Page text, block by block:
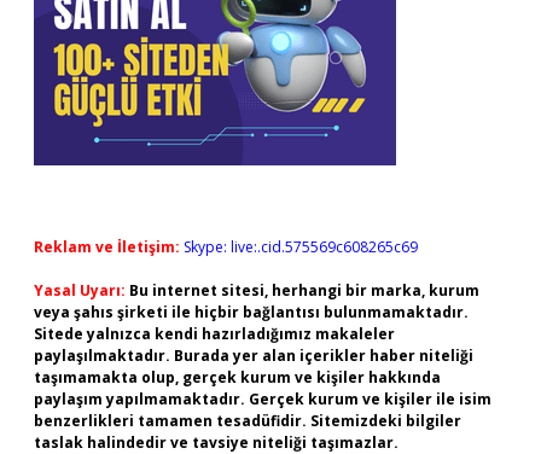
Reklam ve İletişim: Skype: live:.cid.575569c608265c69
Yasal Uyarı: Bu internet sitesi, herhangi bir marka, kurum
veya şahıs şirketi ile hiçbir bağlantısı bulunmamaktadır.
Sitede yalnızca kendi hazırladığımız makaleler
paylaşılmaktadır. Burada yer alan içerikler haber niteliği
taşımamakta olup, gerçek kurum ve kişiler hakkında
paylaşım yapılmamaktadır. Gerçek kurum ve kişiler ile isim
benzerlikleri tamamen tesadüfidir. Sitemizdeki bilgiler
taslak halindedir ve tavsiye niteliği taşımazlar.